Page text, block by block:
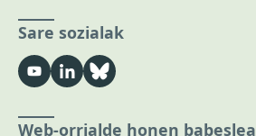
Sare sozialak
Web-orrialde honen babeslea